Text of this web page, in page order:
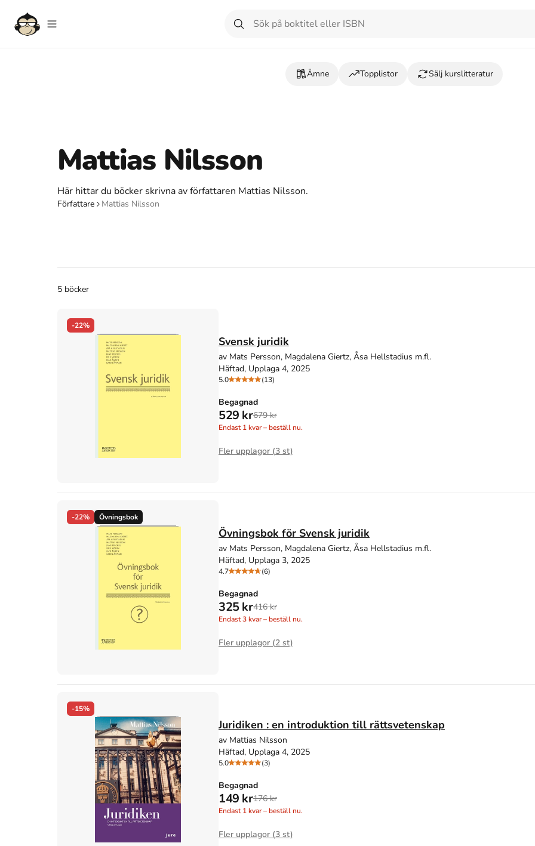
Ämne Topplistor Sälj kurslitteratur
Mattias Nilsson
Här hittar du böcker skrivna av författaren Mattias Nilsson.
Författare Mattias Nilsson
5 böcker
-22%
Svensk juridik
av Mats Persson, Magdalena Giertz, Åsa Hellstadius m.fl.
Häftad, Upplaga 4, 2025
5.0 (13)
Begagnad
529 kr679 kr
Endast1kvar – beställ nu.
Fler upplagor (3 st)
-22% Övningsbok
Övningsbok för Svensk juridik
av Mats Persson, Magdalena Giertz, Åsa Hellstadius m.fl.
Häftad, Upplaga 3, 2025
4.7 (6)
Begagnad
325 kr416 kr
Endast3kvar – beställ nu.
Fler upplagor (2 st)
-15%
Juridiken : en introduktion till rättsvetenskap
av Mattias Nilsson
Häftad, Upplaga 4, 2025
5.0 (3)
Begagnad
149 kr176 kr
Endast1kvar – beställ nu.
Fler upplagor (3 st)